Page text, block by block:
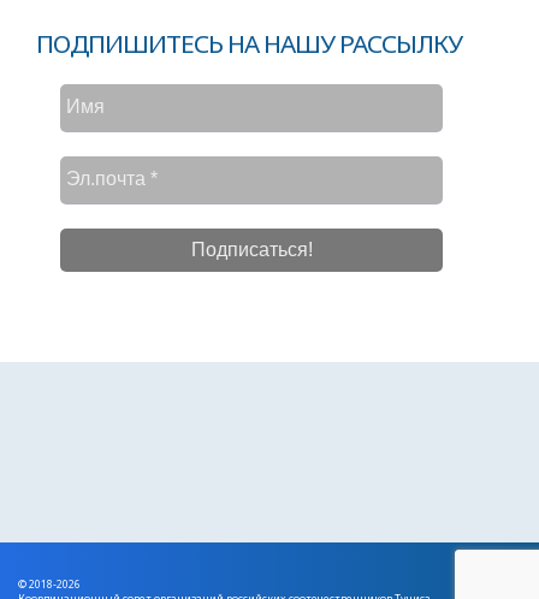
ПОДПИШИТЕСЬ НА НАШУ РАССЫЛКУ
© 2018-2026